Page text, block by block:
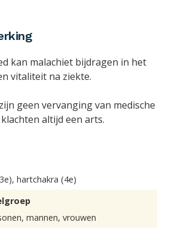
kan malachiet bijdragen in het
vitaliteit na ziekte.
geen vervanging van medische
altijd een arts.
hartchakra (4e)
mannen, vrouwen